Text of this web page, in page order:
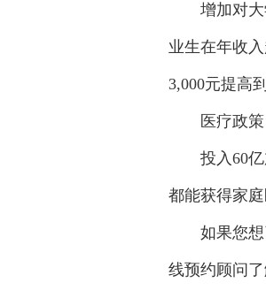
增加对大学
业生在年收
3,000元提高
医疗政策
投入60亿
都能获得家庭
如果您想
线预约顾问